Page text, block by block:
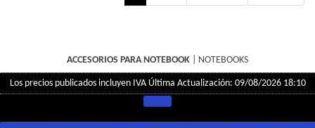
ACCESORIOS PARA NOTEBOOK NOTEBOOKS
Los precios publicados incluyen IVA Última Actualización: 09/08/2026 18:10